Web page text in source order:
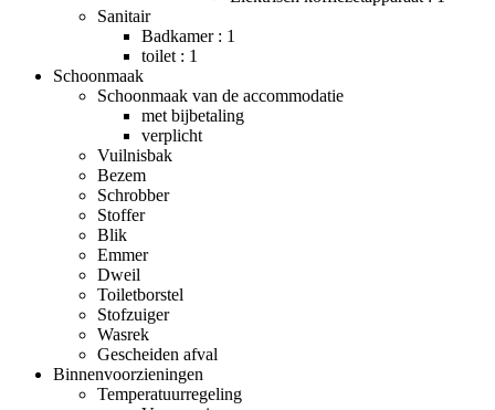
Sanitair
Badkamer : 1
toilet : 1
Schoonmaak
Schoonmaak van de accommodatie
met bijbetaling
verplicht
Vuilnisbak
Bezem
Schrobber
Stoffer
Blik
Emmer
Dweil
Toiletborstel
Stofzuiger
Wasrek
Gescheiden afval
Binnenvoorzieningen
Temperatuurregeling